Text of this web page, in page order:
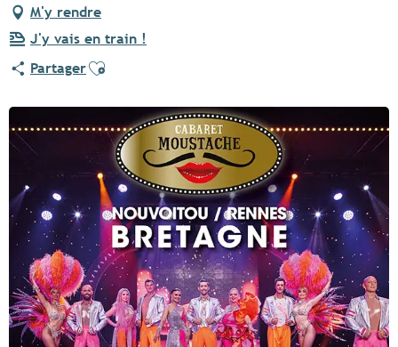
M'y rendre
J'y vais en train !
PartagerAjouter aux favoris